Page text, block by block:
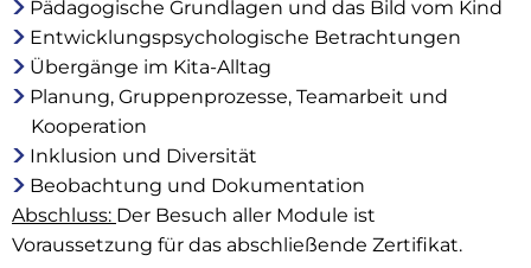
Pädagogische Grundlagen und das Bild vom Kind
Entwicklungspsychologische Betrachtungen
Übergänge im Kita-Alltag
Planung, Gruppenprozesse, Teamarbeit und
Kooperation
Inklusion und Diversität
Beobachtung und Dokumentation
Abschluss: Der Besuch aller Module ist
Voraussetzung für das abschließende Zertifikat.